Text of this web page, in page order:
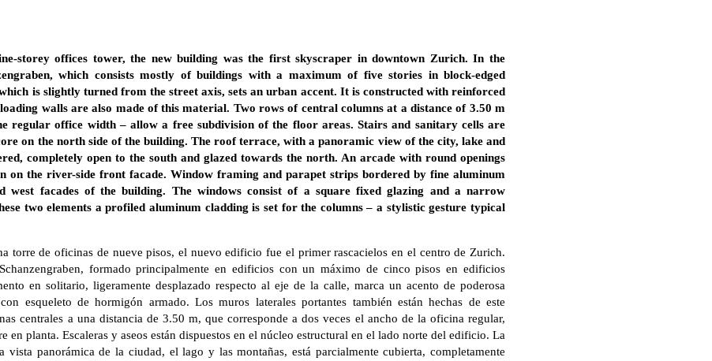
storey offices tower, the new building was the first skyscraper in downtown Zurich. In the
which consists mostly of buildings with a maximum of five stories in block-edged
is slightly turned from the street axis, sets an urban accent. It is constructed with reinforced
walls are also made of this material. Two rows of central columns at a distance of 3.50 m
regular office width – allow a free subdivision of the floor areas. Stairs and sanitary cells are
on the north side of the building. The roof terrace, with a panoramic view of the city, lake and
completely open to the south and glazed towards the north. An arcade with round openings
on the river-side front facade. Window framing and parapet strips bordered by fine aluminum
west facades of the building. The windows consist of a square fixed glazing and a narrow
two elements a profiled aluminum cladding is set for the columns – a stylistic gesture typical
torre de oficinas de nueve pisos, el nuevo edificio fue el primer rascacielos en el centro de Zurich.
formado principalmente en edificios con un máximo de cinco pisos en edificios
en solitario, ligeramente desplazado respecto al eje de la calle, marca un acento de poderosa
esqueleto de hormigón armado. Los muros laterales portantes también están hechas de este
centrales a una distancia de 3.50 m, que corresponde a dos veces el ancho de la oficina regular,
en planta. Escaleras y aseos están dispuestos en el núcleo estructural en el lado norte del edificio. La
vista panorámica de la ciudad, el lago y las montañas, está parcialmente cubierta, completamente